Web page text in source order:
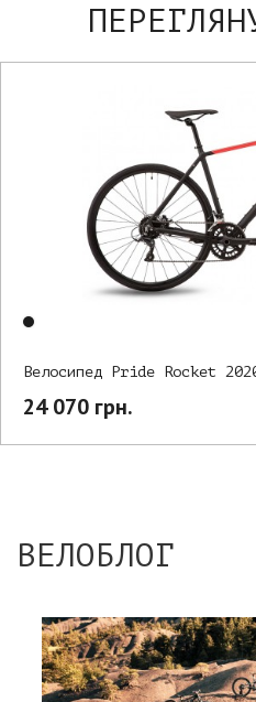
Велосипед Pride Rocket
24 070 грн.
ВЕЛОБЛОГ